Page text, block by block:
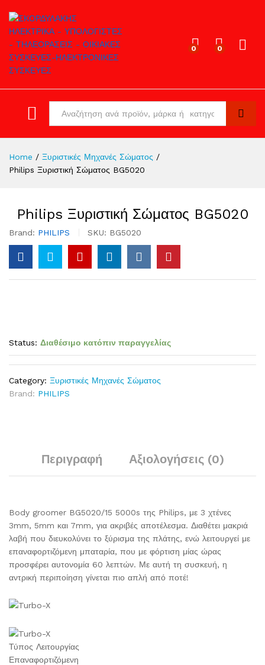
0 0
Search
Home / Ξυριστικές Μηχανές Σώματος /
Philips Ξυριστική Σώματος BG5020
Philips Ξυριστική Σώματος BG5020
Brand: PHILIPS SKU: BG5020
Status: Διαθέσιμο κατόπιν παραγγελίας
Category: Ξυριστικές Μηχανές Σώματος
Brand: PHILIPS
Περιγραφή Αξιολογήσεις (0)
Body groomer BG5020/15 5000s της Philips, με 3 χτένες
3mm, 5mm και 7mm, για ακριβές αποτέλεσμα. Διαθέτει μακριά
λαβή που διευκολύνει το ξύρισμα της πλάτης, ενώ λειτουργεί με
επαναφορτιζόμενη μπαταρία, που με φόρτιση μίας ώρας
προσφέρει αυτονομία 60 λεπτών. Με αυτή τη συσκευή, η
αντρική περιποίηση γίνεται πιο απλή από ποτέ!
Τύπος Λειτουργίας
Επαναφορτιζόμενη